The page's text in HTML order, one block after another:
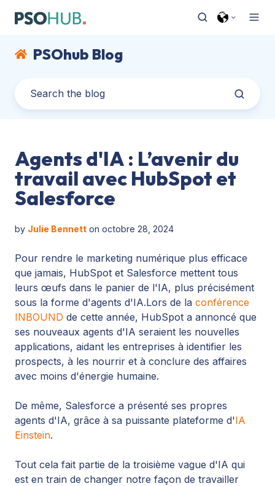
PSOhub Blog
Agents d'IA : L’avenir du
travail avec HubSpot et
Salesforce
by Julie Bennett on octobre 28, 2024
Pour rendre le marketing numérique plus efficace
que jamais, HubSpot et Salesforce mettent tous
leurs œufs dans le panier de l'IA, plus précisément
sous la forme d'agents d'IA.Lors de la conférence
INBOUND de cette année, HubSpot a annoncé que
ses nouveaux agents d'IA seraient les nouvelles
applications, aidant les entreprises à identifier les
prospects, à les nourrir et à conclure des affaires
avec moins d'énergie humaine.
De même, Salesforce a présenté ses propres
agents d'IA, grâce à sa puissante plateforme d'IA
Einstein.
Tout cela fait partie de la troisième vague d'IA qui
est en train de changer notre façon de travailler